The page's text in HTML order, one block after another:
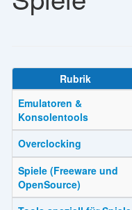
Rubrik
Emulatoren &
Konsolentools
Overclocking
Spiele (Freeware und
OpenSource)